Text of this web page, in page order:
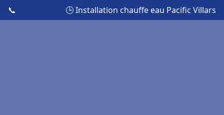
📞 🕒 Installation chauffe eau Pacific Villars